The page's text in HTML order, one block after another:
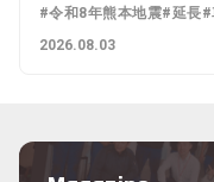
#令和8年熊本地震#延長#
2026.08.03